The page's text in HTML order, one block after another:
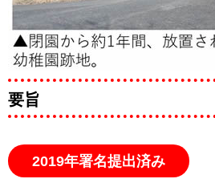
要旨
2019年署名提出済み